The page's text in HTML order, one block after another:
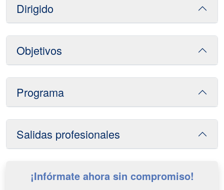
Dirigido
Objetivos
Programa
Salidas profesionales
¡Infórmate ahora sin compromiso!